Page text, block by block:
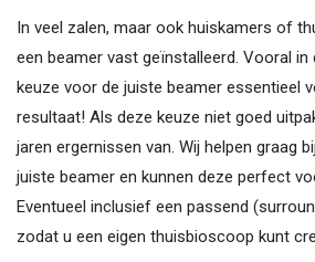
In veel zalen, maar ook huiskamers of
een beamer vast geïnstalleerd. Vooral in
keuze voor de juiste beamer essentieel
resultaat! Als deze keuze niet goed
jaren ergernissen van. Wij helpen graag
juiste beamer en kunnen deze perfect
Eventueel inclusief een passend
zodat u een eigen thuisbioscoop kunt